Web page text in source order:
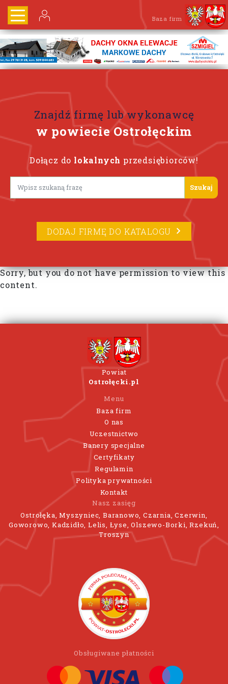
Baza firm
Znajdź firmę lub wykonawcę
w powiecie Ostrołęckim
Dołącz do lokalnych przedsiębiorców!
DODAJ FIRMĘ DO KATALOGU
Sorry, but you do not have permission to view this
content.
Powiat
Ostrołęcki.pl
Menu
Baza firm
O nas
Uczestnictwo
Banery specjalne
Certyfikaty
Regulamin
Polityka prywatności
Kontakt
Nasz zasięg
Ostrołęka, Myszyniec, Baranowo, Czarnia, Czerwin,
Goworowo, Kadzidło, Lelis, Łyse, Olszewo-Borki, Rzekuń,
Troszyn
Obsługiwane płatności